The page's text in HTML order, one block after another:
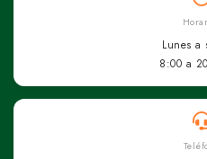
Lunes a
8:00 a